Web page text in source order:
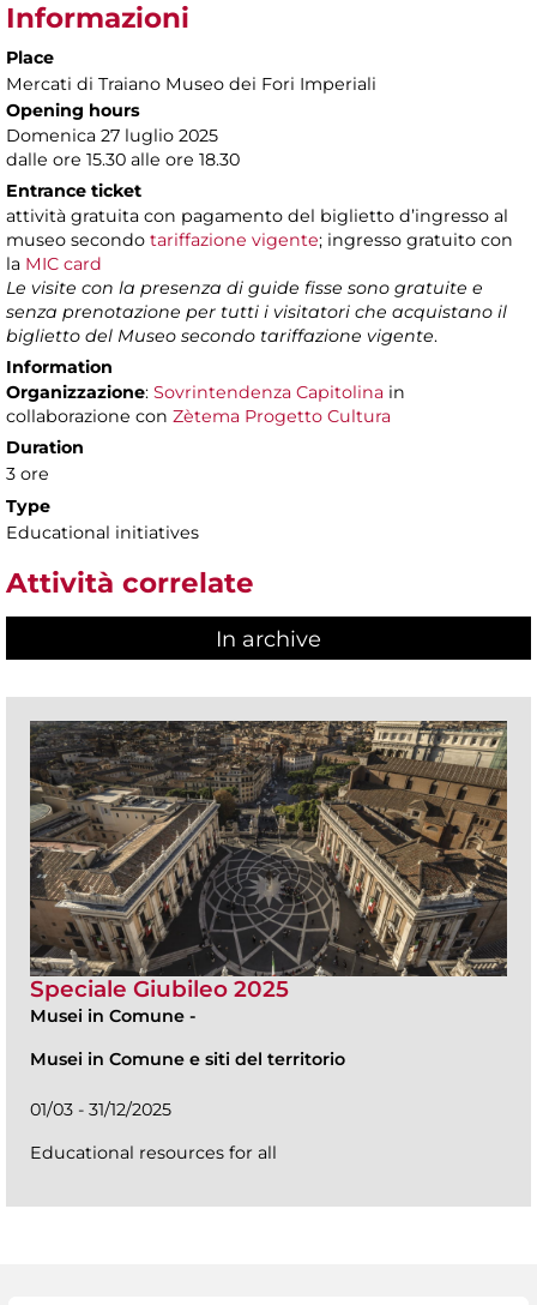
Informazioni
Place
Mercati di Traiano Museo dei Fori Imperiali
Opening hours
Domenica 27 luglio 2025
dalle ore 15.30 alle ore 18.30
Entrance ticket
attività gratuita con pagamento del biglietto d’ingresso al
museo secondo tariffazione vigente; ingresso gratuito con
la MIC card
Le visite con la presenza di guide fisse sono gratuite e
senza prenotazione per tutti i visitatori che acquistano il
biglietto del Museo secondo tariffazione vigente.
Information
Organizzazione: Sovrintendenza Capitolina in
collaborazione con Zètema Progetto Cultura
Duration
3 ore
Type
Educational initiatives
Attività correlate
In archive
Speciale Giubileo 2025
Musei in Comune -
Musei in Comune e siti del territorio
01/03 - 31/12/2025
Educational resources for all